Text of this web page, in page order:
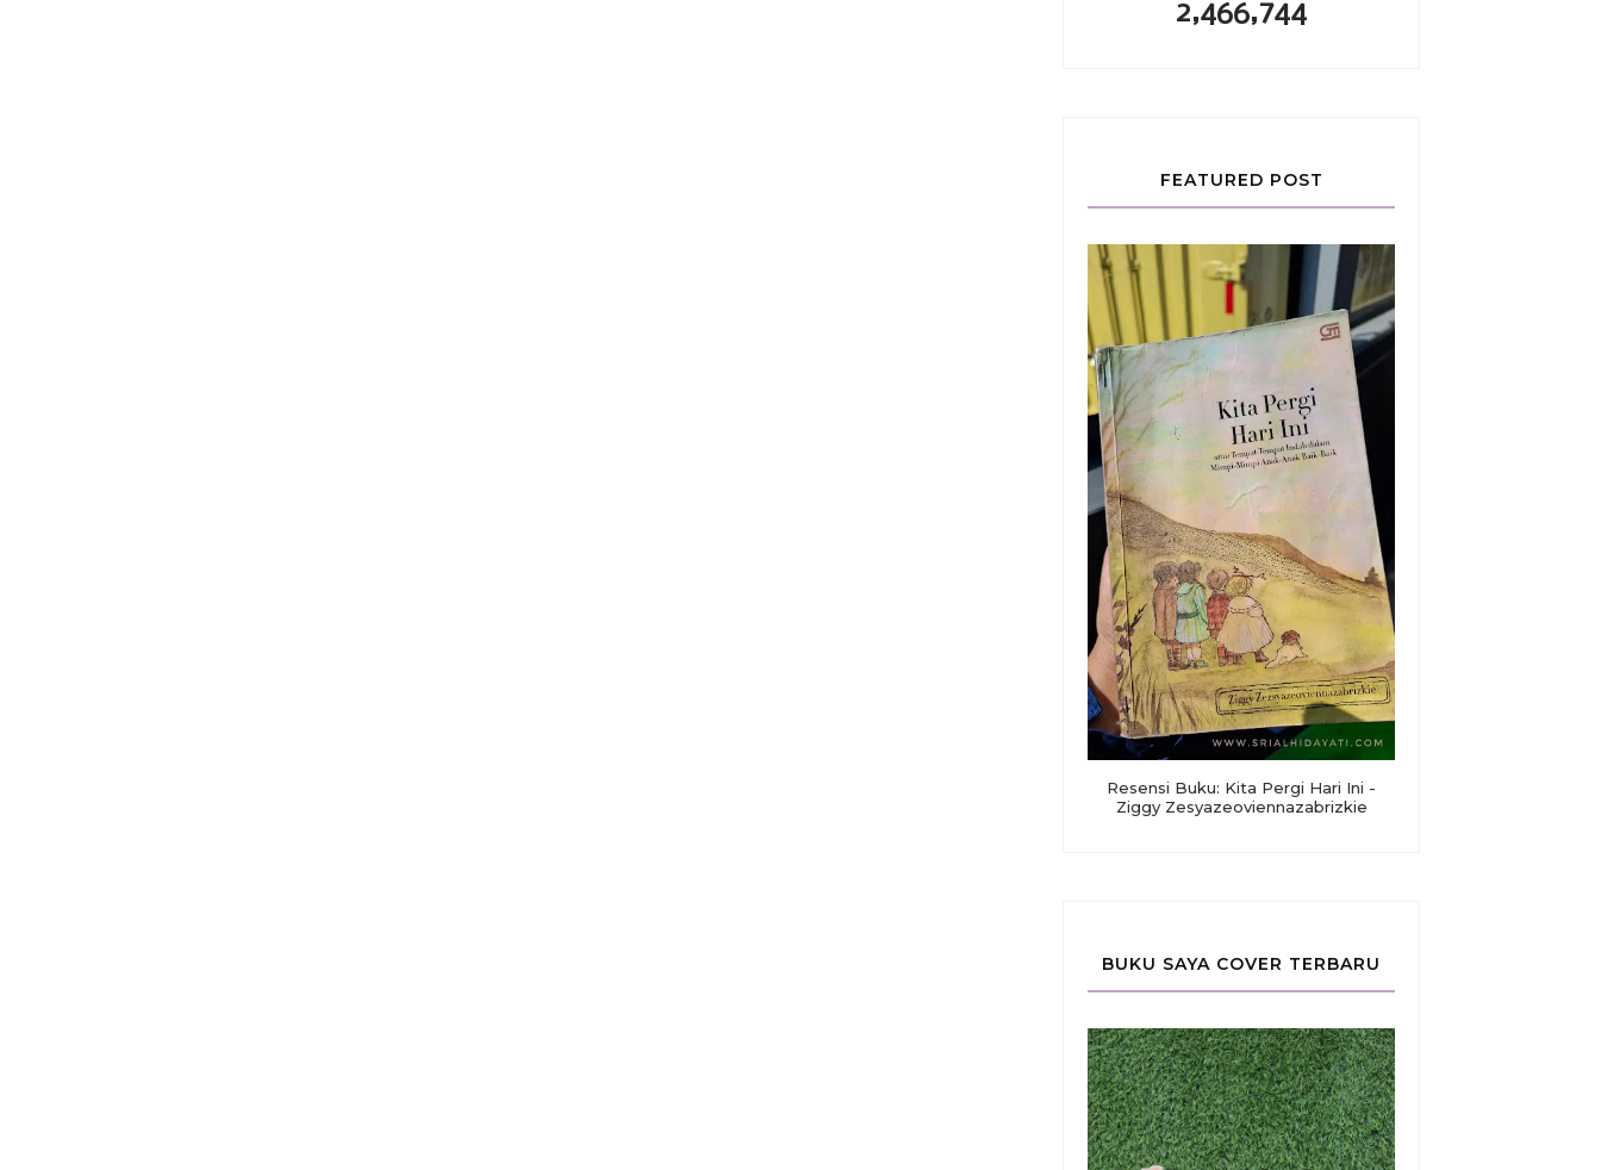
2,466,744
FEATURED POST
Resensi Buku: Kita Pergi Hari Ini -
Ziggy Zesyazeoviennazabrizkie
BUKU SAYA COVER TERBARU